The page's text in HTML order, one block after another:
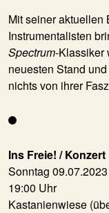
Ins Freie! / Konzert
Sonntag 09.07.2023
19:00 Uhr
Kastanienwiese
Mit seiner aktuellen
Instrumentalisten
Spectrum-Klassiker
neuesten Stand
nichts von ihrer